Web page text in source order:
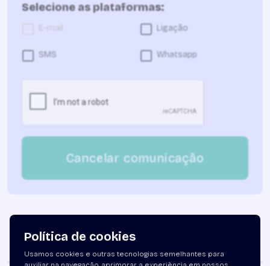
Selecione as plataformas:
E-mail Ligação
SMS Whatsapp
Cancelar comunicação
Política de cookies
Usamos cookies e outras tecnologias semelhantes para